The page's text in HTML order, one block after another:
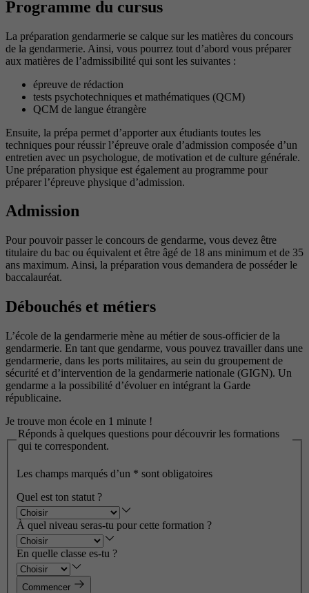
Programme du cursus
La préparation gendarmerie se calque sur les matières du concours
de la gendarmerie. Ainsi, vous pourrez tout d’abord vous préparer
aux matières de l’admissibilité qui sont les suivantes :
épreuve de rédaction
tests psychotechniques et mathématiques (QCM)
QCM de langue étrangère
Ensuite, la prépa permet d’apporter aux étudiants toutes les
techniques pour réussir l’épreuve orale d’admission composée d’un
entretien avec un psychologue, de motivation et de culture générale.
Une préparation physique est également au programme pour
préparer l’épreuve physique d’admission.
Admission
Pour pouvoir passer le concours de gendarme, vous devez être
titulaire du bac ou équivalent et être âgé de 18 ans minimum et de 35
ans maximum. Ainsi, la préparation vous demandera de posséder le
baccalauréat.
Débouchés et métiers
L’école de la gendarmerie mène au métier de sous-officier de la
gendarmerie. En tant que gendarme, vous pouvez travailler dans une
gendarmerie, dans les ports militaires, au sein du groupement de
sécurité et d’intervention de la gendarmerie nationale (GIGN). Un
gendarme a la possibilité d’évoluer en intégrant la Garde
républicaine.
Je trouve mon école en 1 minute !
Réponds à quelques questions pour découvrir les formations
qui te correspondent.
Les champs marqués d’un * sont obligatoires
Quel est ton statut ?
À quel niveau seras-tu pour cette formation ?
En quelle classe es-tu ?
Commencer